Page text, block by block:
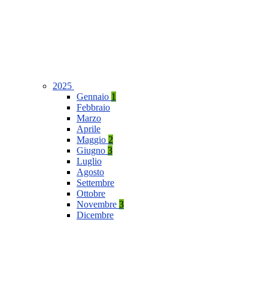
2025
Gennaio 1
Febbraio
Marzo
Aprile
Maggio 2
Giugno 3
Luglio
Agosto
Settembre
Ottobre
Novembre 3
Dicembre